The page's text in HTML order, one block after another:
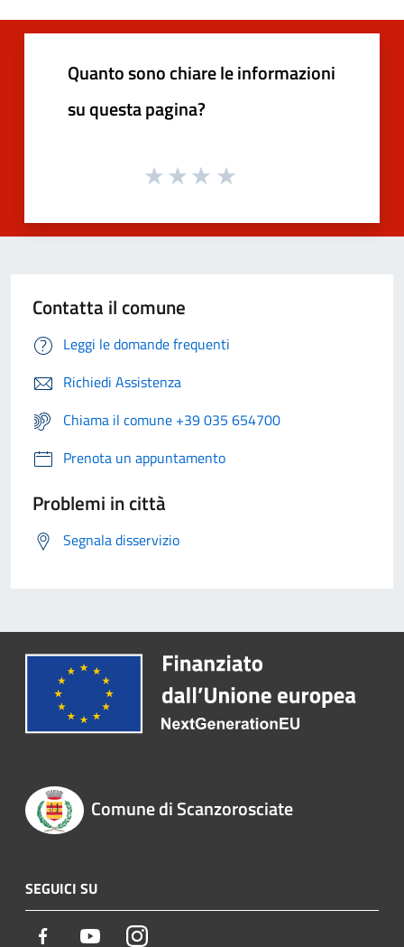
Quanto sono chiare le informazioni
su questa pagina?
Contatta il comune
Leggi le domande frequenti
Richiedi Assistenza
Chiama il comune +39 035 654700
Prenota un appuntamento
Problemi in città
Segnala disservizio
Comune di Scanzorosciate
SEGUICI SU
Facebook YoutubeInstagram